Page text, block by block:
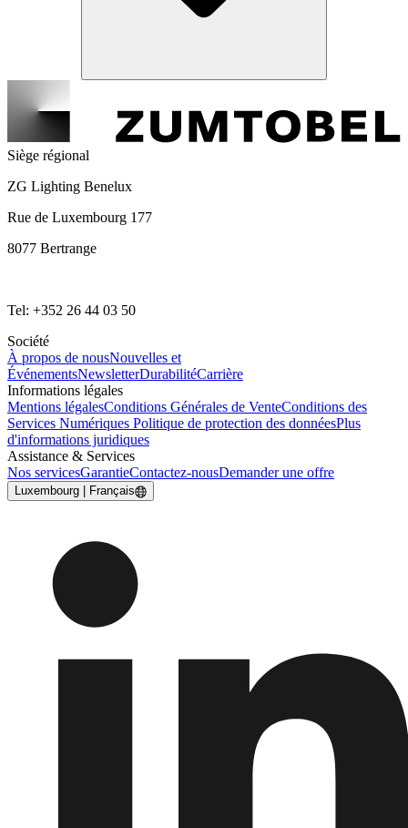
Siège régional
ZG Lighting Benelux
Rue de Luxembourg 177
8077 Bertrange
Tel: +352 26 44 03 50
Société
À propos de nousNouvelles et
ÉvénementsNewsletterDurabilitéCarrière
Informations légales
Mentions légalesConditions Générales de VenteConditions des
Services Numériques Politique de protection des donnéesPlus
d'informations juridiques
Assistance & Services
Nos servicesGarantieContactez-nousDemander une offre
Luxembourg | Français